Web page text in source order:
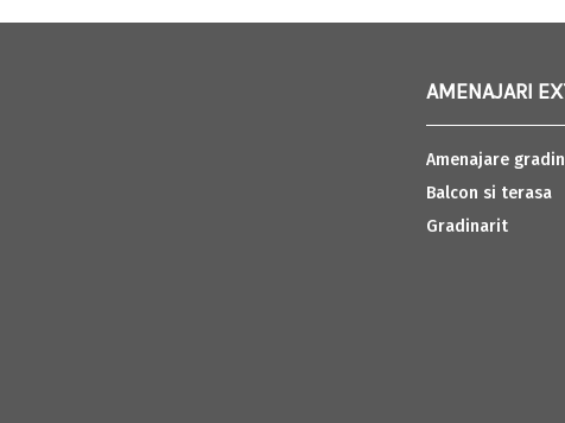
AMENAJARI
Amenajare
Balcon si terasa
Gradinarit